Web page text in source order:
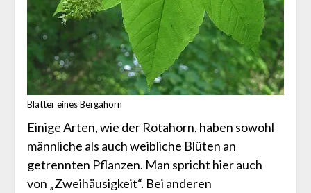
Blätter eines Bergahorn
Einige Arten, wie der Rotahorn, haben sowohl
männliche als auch weibliche Blüten an
getrennten Pflanzen. Man spricht hier auch
von „Zweihäusigkeit“. Bei anderen